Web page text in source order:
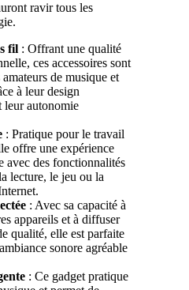
ravir tous les
fil : Offrant une qualité
ces accessoires sont
de musique et
à leur design
leur autonomie
: Pratique pour le travail
offre une expérience
avec des fonctionnalités
lecture, le jeu ou la
: Avec sa capacité à
appareils et à diffuser
qualité, elle est parfaite
sonore agréable
: Ce gadget pratique